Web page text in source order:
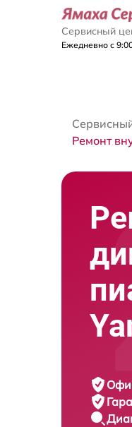
Сервисный
Ежедневно с
Ремонт